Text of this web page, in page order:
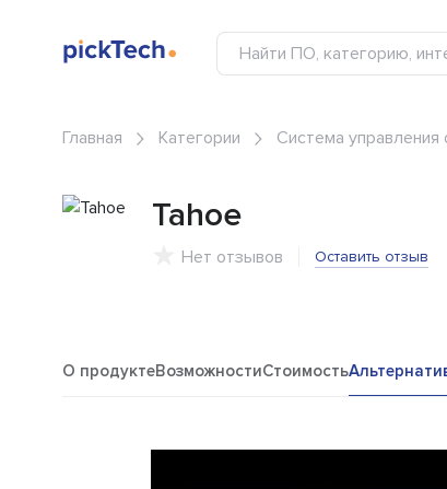
Главная Категории Система управления
Tahoe
Нет отзывов Оставить отзыв
О продуктеВозможностиСтоимость